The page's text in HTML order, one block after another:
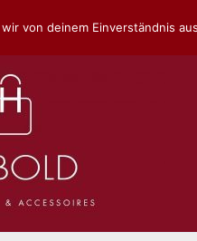
von deinem Einverständnis